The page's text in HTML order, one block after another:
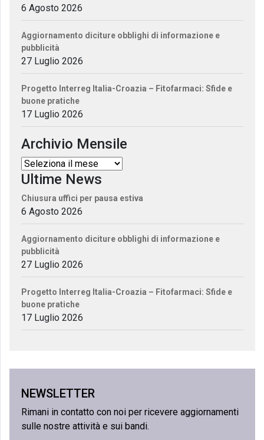
6 Agosto 2026
Aggiornamento diciture obblighi di informazione e
pubblicità
27 Luglio 2026
Progetto Interreg Italia-Croazia – Fitofarmaci: Sfide e
buone pratiche
17 Luglio 2026
Archivio Mensile
Ultime News
Chiusura uffici per pausa estiva
6 Agosto 2026
Aggiornamento diciture obblighi di informazione e
pubblicità
27 Luglio 2026
Progetto Interreg Italia-Croazia – Fitofarmaci: Sfide e
buone pratiche
17 Luglio 2026
NEWSLETTER
Rimani in contatto con noi per ricevere aggiornamenti
sulle nostre attività e sui bandi.